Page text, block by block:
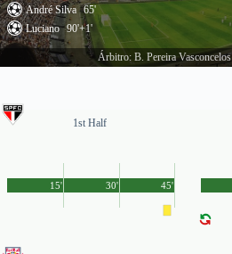
André Silva 65'
Luciano 90'+1'
Árbitro: B. Pereira Vasconcelos
1st Half
45'
15' 30'